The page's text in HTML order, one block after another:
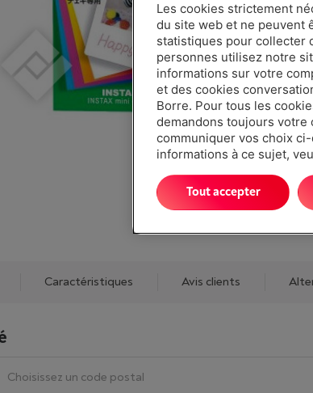
Caractéristiques Avis clients
Les cookies strictement
du site web et ne peuvent
statistiques pour collecter
personnes utilisez notre
informations sur votre
et des cookies
Borre. Pour tous les
demandons toujours votre
communiquer vos choix
informations à ce sujet,
Tout accepter